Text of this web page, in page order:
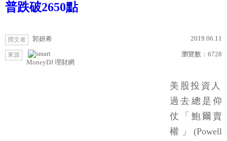
普跌破2650點
撰文者 郭妍希 2019.06.11
來源
MoneyDJ 理財網
瀏覽數： 6728
美股投資人
過去總是仰
仗「鮑爾賣
權」(Powell